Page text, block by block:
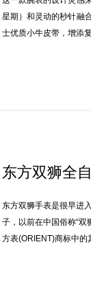
星期）和灵动的秒针融
士优质小牛皮带，增添
东方双狮全
东方双狮手表是很早进
子，以前在中国俗称“
方表(ORIENT)商标中的